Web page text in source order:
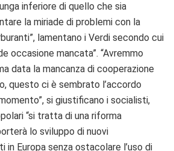
inferiore di quello che sia
la miriade di problemi con la
lamentano i Verdi secondo cui
occasione mancata”. “Avremmo
data la mancanza di cooperazione
questo ci è sembrato l’accordo
si giustificano i socialisti,
“si tratta di una riforma
lo sviluppo di nuovi
in Europa senza ostacolare l’uso di